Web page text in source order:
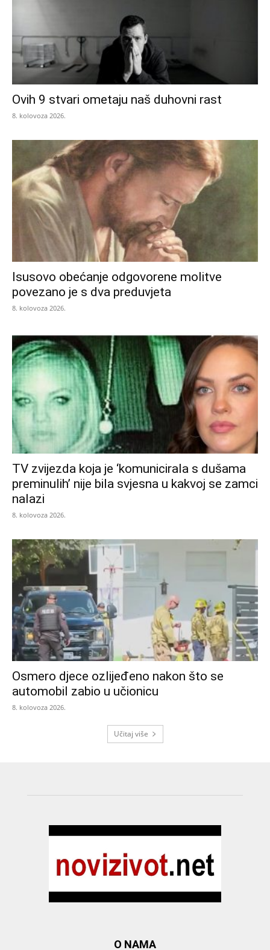
Ovih 9 stvari ometaju naš duhovni rast
8. kolovoza 2026.
Isusovo obećanje odgovorene molitve
povezano je s dva preduvjeta
8. kolovoza 2026.
TV zvijezda koja je ‘komunicirala s dušama
preminulih’ nije bila svjesna u kakvoj se zamci
nalazi
8. kolovoza 2026.
Osmero djece ozlijeđeno nakon što se
automobil zabio u učionicu
8. kolovoza 2026.
Učitaj više
O NAMA